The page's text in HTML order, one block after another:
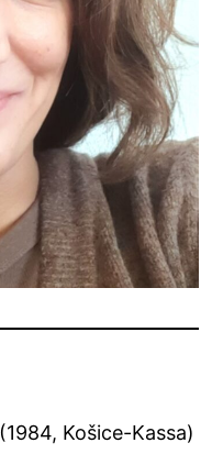
(1984, Košice-Kassa)